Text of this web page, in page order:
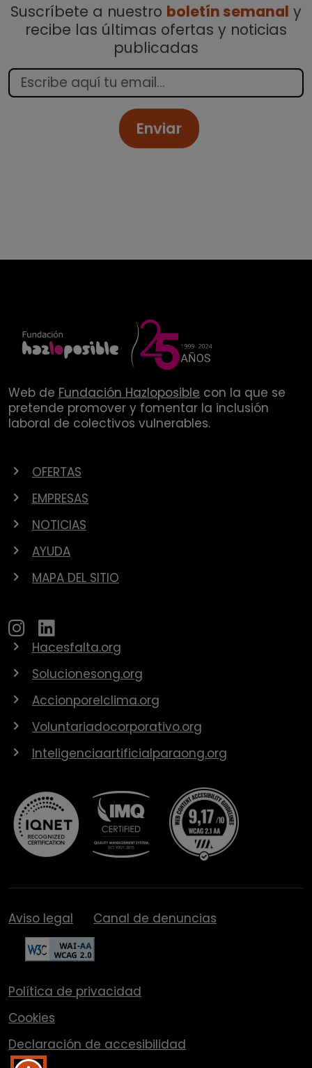
Suscríbete a nuestro boletín semanal y
recibe las últimas ofertas y noticias
publicadas
Enviar
Web de Fundación Hazloposible con la que se
pretende promover y fomentar la inclusión
laboral de colectivos vulnerables.
OFERTAS
EMPRESAS
NOTICIAS
AYUDA
MAPA DEL SITIO
Hacesfalta.org
Solucionesong.org
Accionporelclima.org
Voluntariadocorporativo.org
Inteligenciaartificialparaong.org
Aviso legal Canal de denuncias
Política de privacidad
Cookies
Declaración de accesibilidad